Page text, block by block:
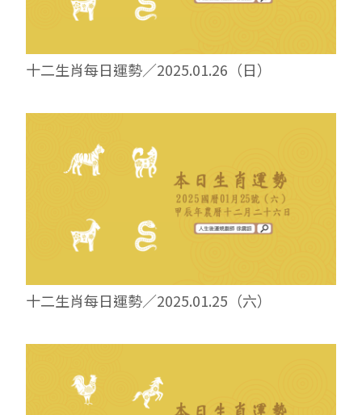
十二生肖每日運勢／2025.01.26（日）
十二生肖每日運勢／2025.01.25（六）